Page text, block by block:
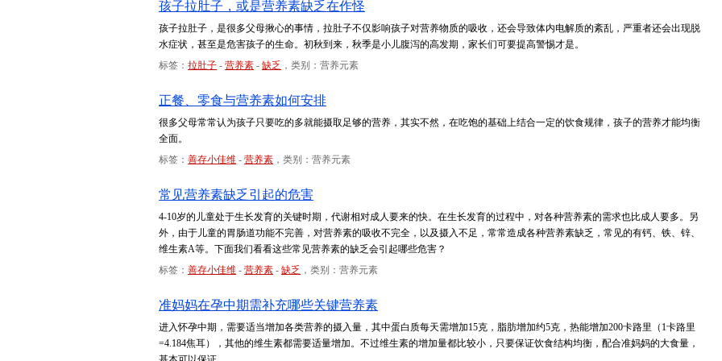
孩子拉肚子，或是营养素缺乏在作怪
孩子拉肚子，是很多父母揪心的事情，拉肚子不仅影响孩子对营养物质的吸收，还会导致体内电解质的紊乱，严重者还会出现脱
水症状，甚至是危害孩子的生命。初秋到来，秋季是小儿腹泻的高发期，家长们可要提高警惕才是。
标签： 拉肚子 - 营养素 - 缺乏 ，类别：营养元素
正餐、零食与营养素如何安排
很多父母常常认为孩子只要吃的多就能摄取足够的营养，其实不然，在吃饱的基础上结合一定的饮食规律，孩子的营养才能均衡
全面。
标签： 善存小佳维 - 营养素 ，类别：营养元素
常见营养素缺乏引起的危害
4-10岁的儿童处于生长发育的关键时期，代谢相对成人要来的快。在生长发育的过程中，对各种营养素的需求也比成人要多。另
外，由于儿童的胃肠道功能不完善，对营养素的吸收不完全，以及摄入不足，常常造成各种营养素缺乏，常见的有钙、铁、锌、
维生素A等。下面我们看看这些常见营养素的缺乏会引起哪些危害？
标签： 善存小佳维 - 营养素 - 缺乏 ，类别：营养元素
准妈妈在孕中期需补充哪些关键营养素
进入怀孕中期，需要适当增加各类营养的摄入量，其中蛋白质每天需增加15克，脂肪增加约5克，热能增加200卡路里（1卡路里
=4.184焦耳），其他的维生素都需要适量增加。不过维生素的增加量都比较小，只要保证饮食结构均衡，配合准妈妈的大食量，